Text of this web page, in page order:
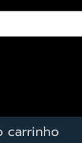
carrinho